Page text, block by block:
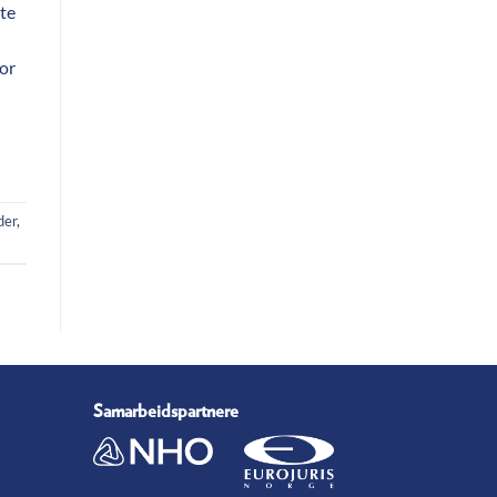
,
Samarbeidspartnere